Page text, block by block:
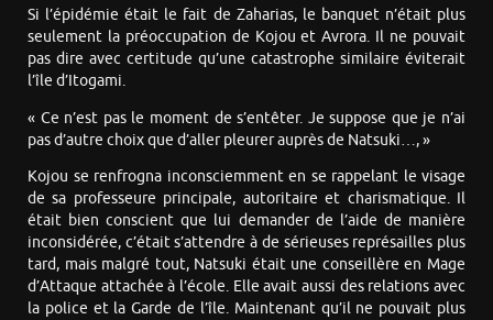
Si l’épidémie était le fait de Zaharias, le banquet n’était plus
seulement la préoccupation de Kojou et Avrora. Il ne pouvait
pas dire avec certitude qu’une catastrophe similaire éviterait
l’île d’Itogami.
« Ce n’est pas le moment de s’entêter. Je suppose que je n’ai
pas d’autre choix que d’aller pleurer auprès de Natsuki…, »
Kojou se renfrogna inconsciemment en se rappelant le visage
de sa professeure principale, autoritaire et charismatique. Il
était bien conscient que lui demander de l’aide de manière
inconsidérée, c’était s’attendre à de sérieuses représailles plus
tard, mais malgré tout, Natsuki était une conseillère en Mage
d’Attaque attachée à l’école. Elle avait aussi des relations avec
la police et la Garde de l’île. Maintenant qu’il ne pouvait plus